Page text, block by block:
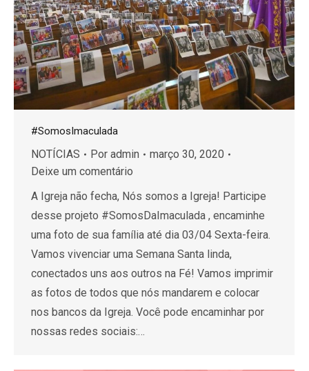
#SomosImaculada
NOTÍCIAS Por admin
março 30, 2020
Deixe um comentário
A Igreja não fecha, Nós somos a Igreja! Participe
desse projeto #SomosDaImaculada , encaminhe
uma foto de sua família até dia 03/04 Sexta-feira.
Vamos vivenciar uma Semana Santa linda,
conectados uns aos outros na Fé! Vamos imprimir
as fotos de todos que nós mandarem e colocar
nos bancos da Igreja. Você pode encaminhar por
nossas redes sociais:…